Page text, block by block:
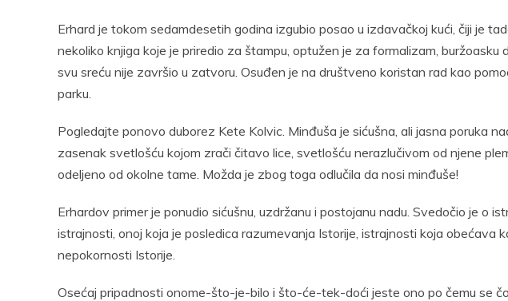
Erhard je tokom sedamdesetih godina izgubio posao u izdavačkoj kući, čiji je
nekoliko knjiga koje je priredio za štampu, optužen je za formalizam, buržoasku
svu sreću nije završio u zatvoru. Osuđen je na društveno koristan rad kao
parku.
Pogledajte ponovo duborez Kete Kolvic. Minđuša je sićušna, ali jasna poruka
zasenak svetlošću kojom zrači čitavo lice, svetlošću nerazlučivom od njene
odeljeno od okolne tame. Možda je zbog toga odlučila da nosi minđuše!
Erhardov primer je ponudio sićušnu, uzdržanu i postojanu nadu. Svedočio je o
istrajnosti, onoj koja je posledica razumevanja Istorije, istrajnosti koja obećava
nepokornosti Istorije.
Osećaj pripadnosti onome-što-je-bilo i što-će-tek-doći jeste ono po čemu se